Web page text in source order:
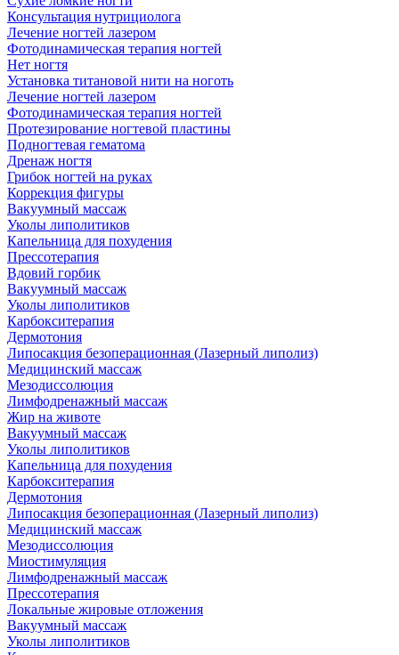
Консультация нутрициолога
Лечение ногтей лазером
Фотодинамическая терапия ногтей
Нет ногтя
Установка титановой нити на ноготь
Лечение ногтей лазером
Фотодинамическая терапия ногтей
Протезирование ногтевой пластины
Подногтевая гематома
Дренаж ногтя
Грибок ногтей на руках
Коррекция фигуры
Вакуумный массаж
Уколы липолитиков
Капельница для похудения
Прессотерапия
Вдовий горбик
Вакуумный массаж
Уколы липолитиков
Карбокситерапия
Дермотония
Липосакция безоперационная (Лазерный липолиз)
Медицинский массаж
Мезодиссолюция
Лимфодренажный массаж
Жир на животе
Вакуумный массаж
Уколы липолитиков
Капельница для похудения
Карбокситерапия
Дермотония
Липосакция безоперационная (Лазерный липолиз)
Медицинский массаж
Мезодиссолюция
Миостимуляция
Лимфодренажный массаж
Прессотерапия
Локальные жировые отложения
Вакуумный массаж
Уколы липолитиков